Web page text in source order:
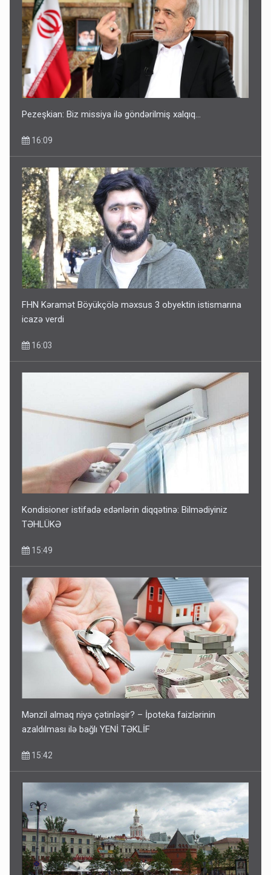
Pezeşkian: Biz missiya ilə göndərilmiş xalqıq...
16:09
FHN Kəramət Böyükçölə məxsus 3 obyektin istismarına
icazə verdi
16:03
Kondisioner istifadə edənlərin diqqətinə: Bilmədiyiniz
TƏHLÜKƏ
15:49
Mənzil almaq niyə çətinləşir? – İpoteka faizlərinin
azaldılması ilə bağlı YENİ TƏKLİF
15:42